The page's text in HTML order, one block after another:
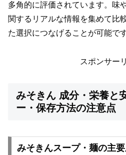
多角的に評価されています。味
関するリアルな情報を集めて比
た選択につなげることが可能です
スポンサー
みそきん 成分・栄養と
ー・保存方法の注意点
みそきんスープ・麺の主